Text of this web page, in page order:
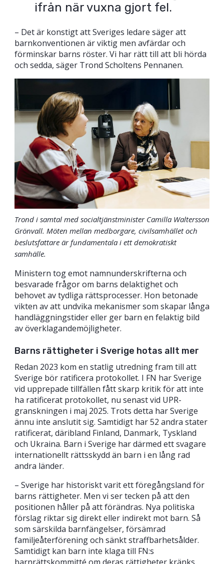
ifrån när vuxna gjort fel.
– Det är konstigt att Sveriges ledare säger att
barnkonventionen är viktig men avfärdar och
förminskar barns röster. Vi har rätt till att bli hörda
och sedda, säger Trond Scholtens Pennanen.
Trond i samtal med socialtjänstminister Camilla Waltersson
Grönvall. Möten mellan medborgare, civilsamhället och
beslutsfattare är fundamentala i ett demokratiskt
samhälle.
Ministern tog emot namnunderskrifterna och
besvarade frågor om barns delaktighet och
behovet av tydliga rättsprocesser. Hon betonade
vikten av att undvika mekanismer som skapar långa
handläggningstider eller ger barn en felaktig bild
av överklagandemöjligheter.
Barns rättigheter i Sverige hotas allt mer
Redan 2023 kom en statlig utredning fram till att
Sverige bör ratificera protokollet. I FN har Sverige
vid upprepade tillfällen fått skarp kritik för att inte
ha ratificerat protokollet, nu senast vid UPR-
granskningen i maj 2025. Trots detta har Sverige
ännu inte anslutit sig. Samtidigt har 52 andra stater
ratificerat, däribland Finland, Danmark, Tyskland
och Ukraina. Barn i Sverige har därmed ett svagare
internationellt rättsskydd än barn i en lång rad
andra länder.
– Sverige har historiskt varit ett föregångsland för
barns rättigheter. Men vi ser tecken på att den
positionen håller på att förändras. Nya politiska
förslag riktar sig direkt eller indirekt mot barn. Så
som särskilda barnfängelser, försämrad
familjeåterförening och sänkt straffbarhetsålder.
Samtidigt kan barn inte klaga till FN:s